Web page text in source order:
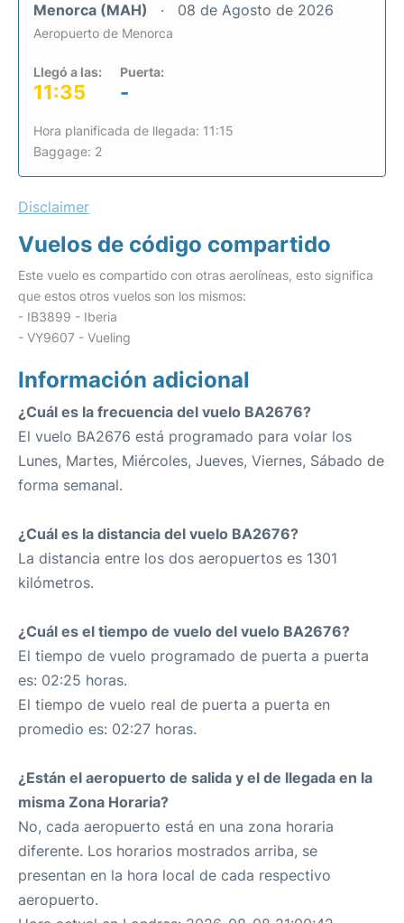
Menorca (MAH) 08 de Agosto de 2026
Aeropuerto de Menorca
Llegó a las:
11:35
Puerta:
-
Hora planificada de llegada: 11:15
Baggage: 2
Disclaimer
Vuelos de código compartido
Este vuelo es compartido con otras aerolíneas, esto significa
que estos otros vuelos son los mismos:
- IB3899 - Iberia
- VY9607 - Vueling
Información adicional
¿Cuál es la frecuencia del vuelo BA2676?
El vuelo BA2676 está programado para volar los
Lunes, Martes, Miércoles, Jueves, Viernes, Sábado de
forma semanal.
¿Cuál es la distancia del vuelo BA2676?
La distancia entre los dos aeropuertos es 1301
kilómetros.
¿Cuál es el tiempo de vuelo del vuelo BA2676?
El tiempo de vuelo programado de puerta a puerta
es: 02:25 horas.
El tiempo de vuelo real de puerta a puerta en
promedio es: 02:27 horas.
¿Están el aeropuerto de salida y el de llegada en la
misma Zona Horaria?
No, cada aeropuerto está en una zona horaria
diferente. Los horarios mostrados arriba, se
presentan en la hora local de cada respectivo
aeropuerto.